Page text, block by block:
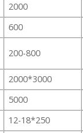
2000
600
200-800
2000*3000
5000
12-18*250